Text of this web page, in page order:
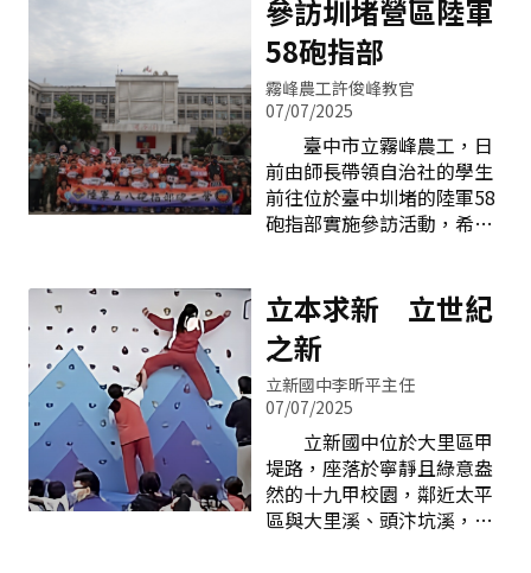
植野牡丹等原鄉植物，喚起
生活智慧與環境共生的連
結。而泰雅的Gaga規範，也
在此處轉化為日常的學
育團隊與臺中市專業爵士樂
師阮浚圃老師聯合帶領學生
深入體驗爵士樂風格。課程
包含基礎樂理認識、爵士樂
器介紹與演奏練習、樂團即
興演出欣賞及爵士電影賞
析，並安排現場樂團表演，
帶來視覺與聽覺的雙重震
撼。學生在營隊中親手操作
樂潛能，提升藝術素養，為
暑假學習揭開熱情序章。暑
期爵士樂團認真練習情形暑
期爵士樂團團員與校長合照
板」政策尚未推動前，我的
課程設計常帶學生認識校園
植物，藉此講解七年級下學
期自然科的「植物界」單
元。當時學生們戲稱這樣的
課程是「萬和旅行團導
覽」。既然是旅行團，就難
免會有「上車睡覺、下車尿
尿」的情況，導覽內容也常
否有更好的方式，讓學生能
自行在校園中進行闖關，並
完成相關題目，以提升學習
效果。學生在闖關地點進行
答題任務 當時我原本希
望設計像「寶可夢抓寶」一
樣的活動，讓學生走到指定
地點即可觸發任務，但苦於
自己不會寫程式。後來因緣
際會下，我得知「宜蘭學習
參訪圳堵營區陸軍
58砲指部
霧峰農工許俊峰教官
07/07/2025
臺中市立霧峰農工，日
前由師長帶領自治社的學生
前往位於臺中圳堵的陸軍58
砲指部實施參訪活動，希望
進師生對於國軍的生活、軍
事訓練及生涯規劃的了解，
強化敬軍愛國之目標。跟戰
車大合照 本次陸軍58砲
指部規劃的行程包括：參觀
隊史館、武器陳展介紹、火
砲聯合操作、底火試拉體
驗、T91射擊模擬體驗及合
影等。參訪館藏文物，見證
部隊的歷史，藉由透過武器
立本求新 立世紀
之新
立新國中李昕平主任
07/07/2025
立新國中位於大里區甲
堤路，座落於寧靜且綠意盎
然的十九甲校園，鄰近太平
區與大里溪、頭汴坑溪，地